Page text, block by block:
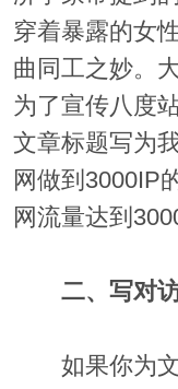
穿着暴露的女
曲同工之妙。
为了宣传八度
文章标题写为
网做到3000IP
网流量达到
二、写对
如果你为文